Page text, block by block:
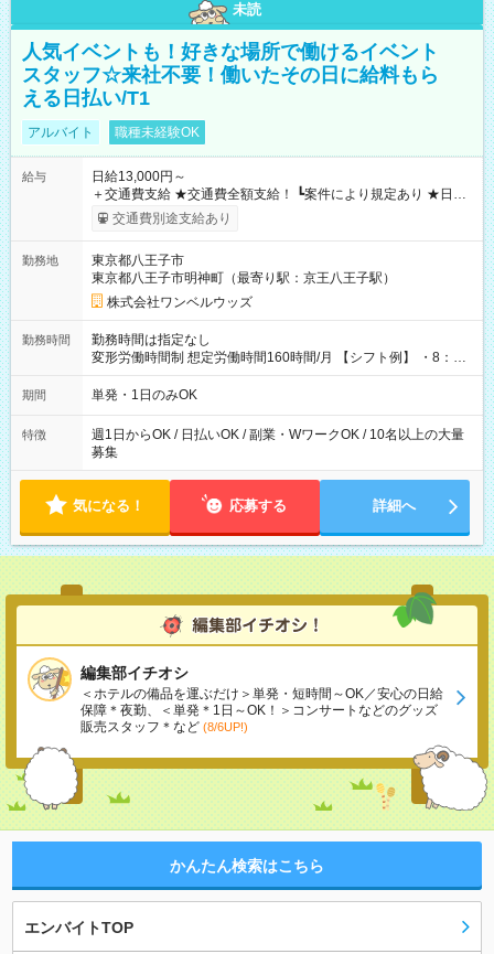
未読
人気イベントも！好きな場所で働けるイベント
スタッフ☆来社不要！働いたその日に給料もら
える日払い/T1
アルバイト 職種未経験OK
給与
日給13,000円～
＋交通費支給 ★交通費全額支給！ ┗案件により規定あり ★日払
いOK！（規定あり） ┗働いたその日に現金GET♪ お仕事後はコ
ンビニATMから 日払い分を引き落とせます！ 【試用期間】試
交通費別途支給あり
勤務地
東京都八王子市
東京都八王子市明神町（最寄り駅：京王八王子駅）
株式会社ワンベルウッズ
勤務時間
勤務時間は指定なし
変形労働時間制 想定労働時間160時間/月 【シフト例】 ・8：00
～21：00
期間 単発・1日のみOK
特徴
週1日からOK / 日払いOK / 副業・WワークOK / 10名以上の大量
募集
気になる！ 応募する 詳細へ
編集部イチオシ
＜ホテルの備品を運ぶだけ＞単発・短時間～OK／安心の日給
保障＊夜勤、＜単発＊1日～OK！＞コンサートなどのグッズ
販売スタッフ＊など (8/6UP!)
かんたん検索はこちら
エンバイトTOP